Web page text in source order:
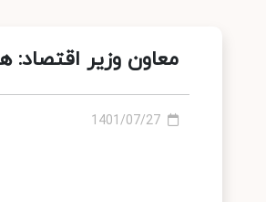
معاون وزیر
1401/07/27